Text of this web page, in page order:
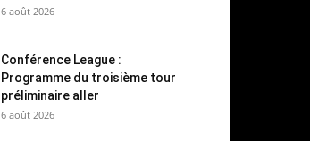
6 août 2026
Conférence League :
Programme du troisième tour
préliminaire aller
6 août 2026